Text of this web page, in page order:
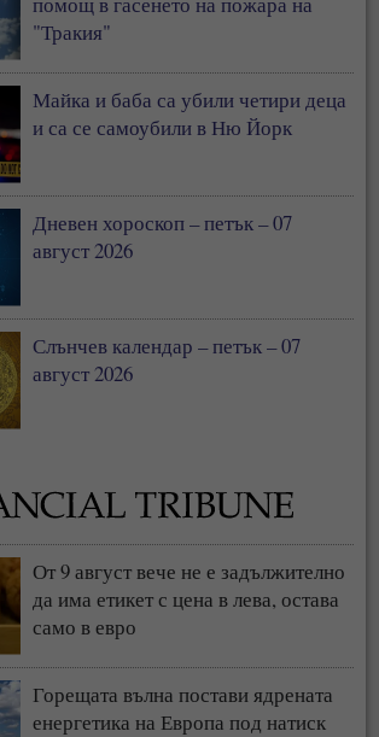
"Тракия"
Майка и баба са убили четири деца
и са се самоубили в Ню Йорк
Дневен хороскоп – петък – 07
август 2026
Слънчев календар – петък – 07
август 2026
От 9 август вече не е задължително
да има етикет с цена в лева, остава
само в евро
Горещата вълна постави ядрената
енергетика на Европа под натиск